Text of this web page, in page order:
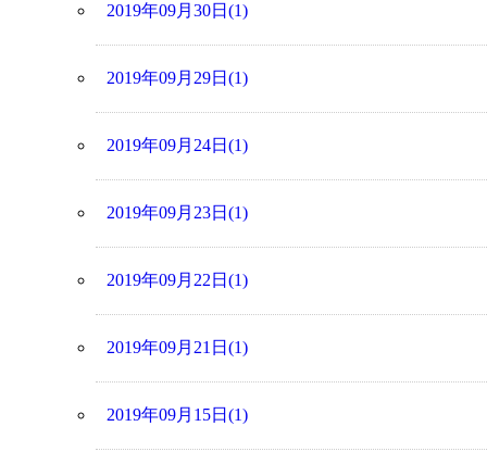
2019年09月30日(1)
2019年09月29日(1)
2019年09月24日(1)
2019年09月23日(1)
2019年09月22日(1)
2019年09月21日(1)
2019年09月15日(1)